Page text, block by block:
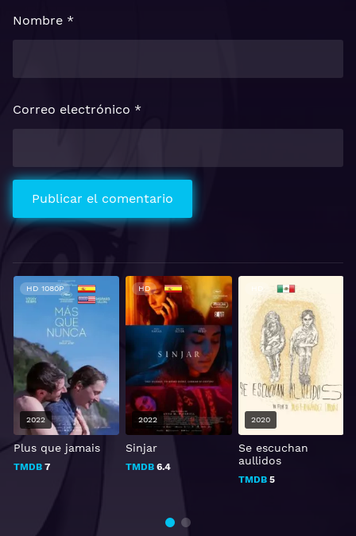
Nombre *
Correo electrónico *
Plus que jamais
TMDB7
HD 1080P
2022
Sinjar
TMDB 6.4
HD
2022
Se escuchan
aullidos
TMDB5
2020